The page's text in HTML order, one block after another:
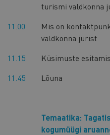
turismi valdkonna
11.00
Mis on
valdkonna jurist
11.15
Küsimuste
11.45
Lõuna
Temaatika:
kogumüügi